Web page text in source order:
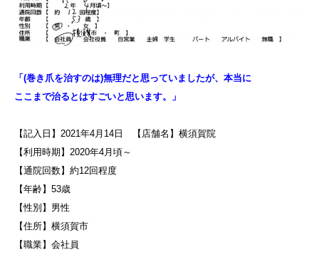
「(巻き爪を治すのは)無理だと思っていましたが、本当に
ここまで治るとはすごいと思います。
」
【記入日】2021年4月14日 【店舗名】横須賀院
【利用時期】2020年4月頃～
【通院回数】約12回程度
【年齢】53歳
【性別】男性
【住所】横須賀市
【職業】会社員